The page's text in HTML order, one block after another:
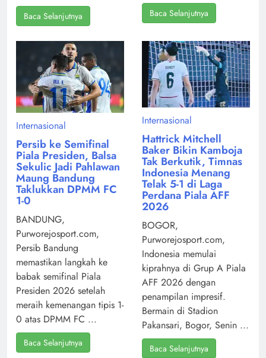
Baca Selanjutnya Baca Selanjutnya
Internasional
Persib ke Semifinal
Piala Presiden, Balsa
Sekulic Jadi Pahlawan
Maung Bandung
Taklukkan DPMM FC
1-0
BANDUNG,
Purworejosport.com,
Persib Bandung
memastikan langkah ke
babak semifinal Piala
Presiden 2026 setelah
meraih kemenangan tipis 1-
0 atas DPMM FC ...
Baca Selanjutnya
Internasional
Hattrick Mitchell
Baker Bikin Kamboja
Tak Berkutik, Timnas
Indonesia Menang
Telak 5-1 di Laga
Perdana Piala AFF
2026
BOGOR,
Purworejosport.com,
Indonesia memulai
kiprahnya di Grup A Piala
AFF 2026 dengan
penampilan impresif.
Bermain di Stadion
Pakansari, Bogor, Senin ...
Baca Selanjutnya